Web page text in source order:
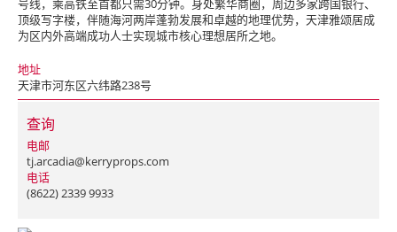
号线，乘高铁至首都只需30分钟。身处繁华商圈，周边多家跨国银行、
顶级写字楼，伴随海河两岸蓬勃发展和卓越的地理优势，天津雅颂居成
为区内外高端成功人士实现城市核心理想居所之地。
地址
天津市河东区六纬路238号
查询
电邮
tj.arcadia@kerryprops.com
电话
(8622) 2339 9933